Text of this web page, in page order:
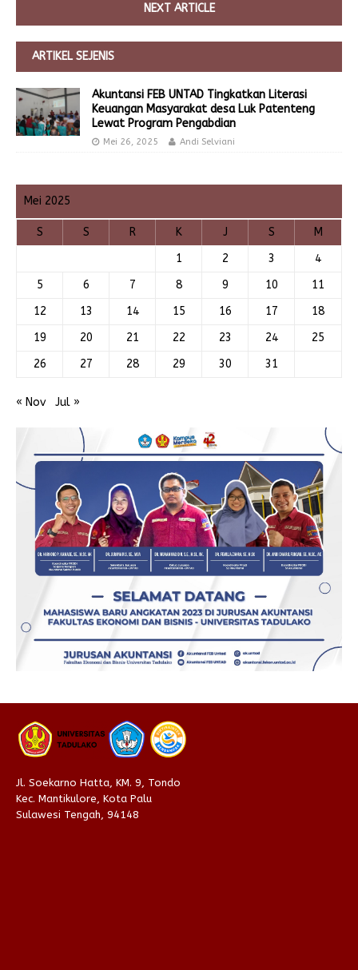
NEXT ARTICLE
ARTIKEL SEJENIS
Akuntansi FEB UNTAD Tingkatkan Literasi
Keuangan Masyarakat desa Luk Patenteng
Lewat Program Pengabdian
Mei 26, 2025 Andi Selviani
Mei 2025
S S R K J S
M
1
2 3
4
5
6 7 8 9 10
11
12
13 14 15 16 17
18
19
20 21 22 23 24
25
26
27 28 29 30 31
« Nov Jul »
Jl. Soekarno Hatta, KM. 9, Tondo
Kec. Mantikulore, Kota Palu
Sulawesi Tengah, 94148